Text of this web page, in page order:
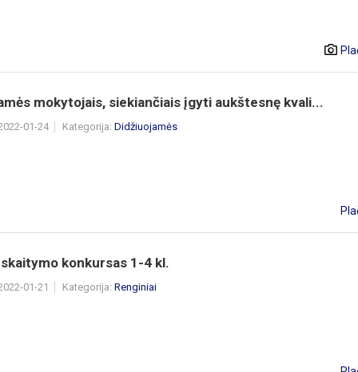
mokytojais, siekiančiais įgyti aukštesnę kvali...
01-24 Kategorija: Didžiuojamės
konkursas 1-4 kl.
01-21 Kategorija: Renginiai